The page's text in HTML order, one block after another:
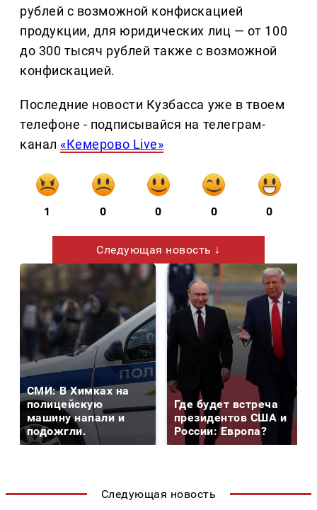
рублей с возможной конфискацией
продукции, для юридических лиц — от 100
до 300 тысяч рублей также с возможной
конфискацией.
Последние новости Кузбасса уже в твоем
телефоне - подписывайся на телеграм-
канал «Кемерово Live»
1 0 0 0 0
Следующая новость ↓
СМИ: В Химках на
полицейскую
машину напали и
подожгли.
Где будет встреча
президентов США и
России: Европа?
Следующая новость